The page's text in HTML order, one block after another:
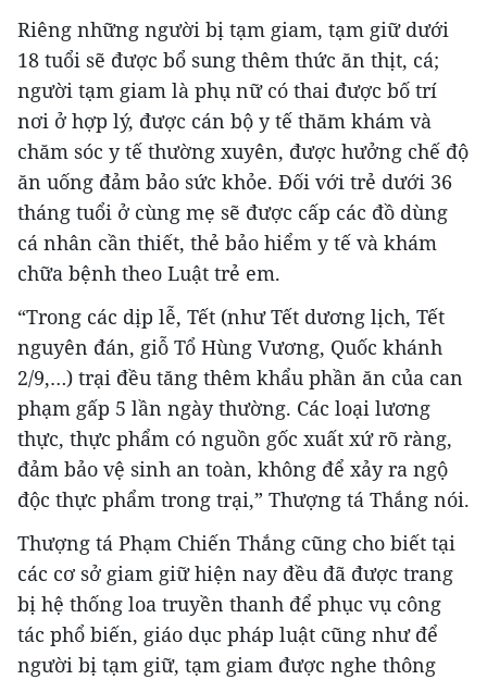
Riêng những người bị tạm giam, tạm giữ dưới
18 tuổi sẽ được bổ sung thêm thức ăn thịt, cá;
người tạm giam là phụ nữ có thai được bố trí
nơi ở hợp lý, được cán bộ y tế thăm khám và
chăm sóc y tế thường xuyên, được hưởng chế độ
ăn uống đảm bảo sức khỏe. Đối với trẻ dưới 36
tháng tuổi ở cùng mẹ sẽ được cấp các đồ dùng
cá nhân cần thiết, thẻ bảo hiểm y tế và khám
chữa bệnh theo Luật trẻ em.
“Trong các dịp lễ, Tết (như Tết dương lịch, Tết
nguyên đán, giỗ Tổ Hùng Vương, Quốc khánh
2/9,…) trại đều tăng thêm khẩu phần ăn của can
phạm gấp 5 lần ngày thường. Các loại lương
thực, thực phẩm có nguồn gốc xuất xứ rõ ràng,
đảm bảo vệ sinh an toàn, không để xảy ra ngộ
độc thực phẩm trong trại,” Thượng tá Thắng nói.
Thượng tá Phạm Chiến Thắng cũng cho biết tại
các cơ sở giam giữ hiện nay đều đã được trang
bị hệ thống loa truyền thanh để phục vụ công
tác phổ biến, giáo dục pháp luật cũng như để
người bị tạm giữ, tạm giam được nghe thông